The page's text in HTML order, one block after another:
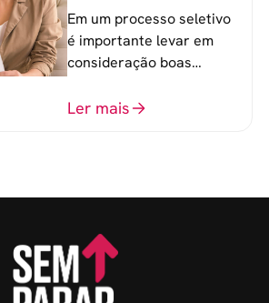
que recrutadores não
devem fazer
Em um processo seletivo
é importante levar em
consideração boas
o perfil do profissional e
Ler mais